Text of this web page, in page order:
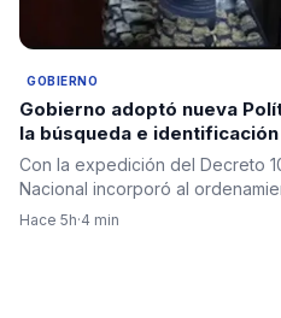
GOBIERNO
Gobierno adoptó nueva
la búsqueda e
desaparecidas en Colombia
Con la expedición del Decreto
Nacional incorporó al
Hace 5h·4 min